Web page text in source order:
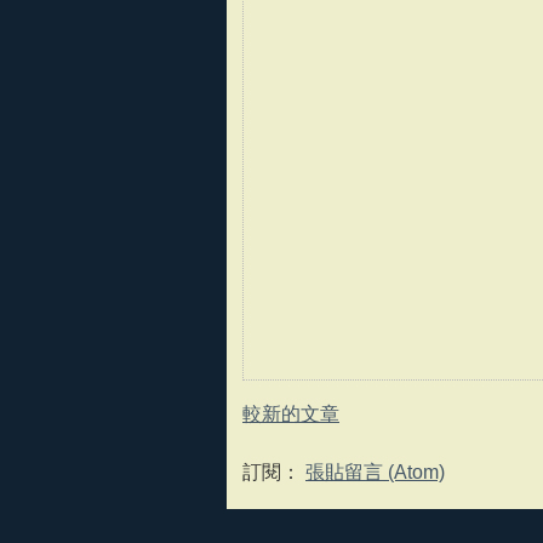
較新的文章
訂閱： 張貼留言 (Atom)